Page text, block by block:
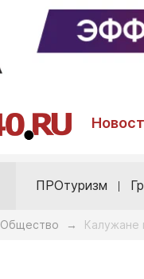
ПРОтуризм
Общество → Калужане